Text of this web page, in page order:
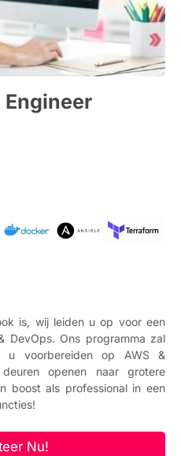
Engineer
is, wij leiden u op voor een
DevOps. Ons programma zal
u voorbereiden op AWS &
openen naar grotere
boost als professional in een
Nu!